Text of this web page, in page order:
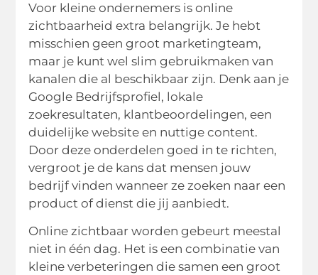
Voor kleine ondernemers is online
zichtbaarheid extra belangrijk. Je hebt
misschien geen groot marketingteam,
maar je kunt wel slim gebruikmaken van
kanalen die al beschikbaar zijn. Denk aan je
Google Bedrijfsprofiel, lokale
zoekresultaten, klantbeoordelingen, een
duidelijke website en nuttige content.
Door deze onderdelen goed in te richten,
vergroot je de kans dat mensen jouw
bedrijf vinden wanneer ze zoeken naar een
product of dienst die jij aanbiedt.
Online zichtbaar worden gebeurt meestal
niet in één dag. Het is een combinatie van
kleine verbeteringen die samen een groot